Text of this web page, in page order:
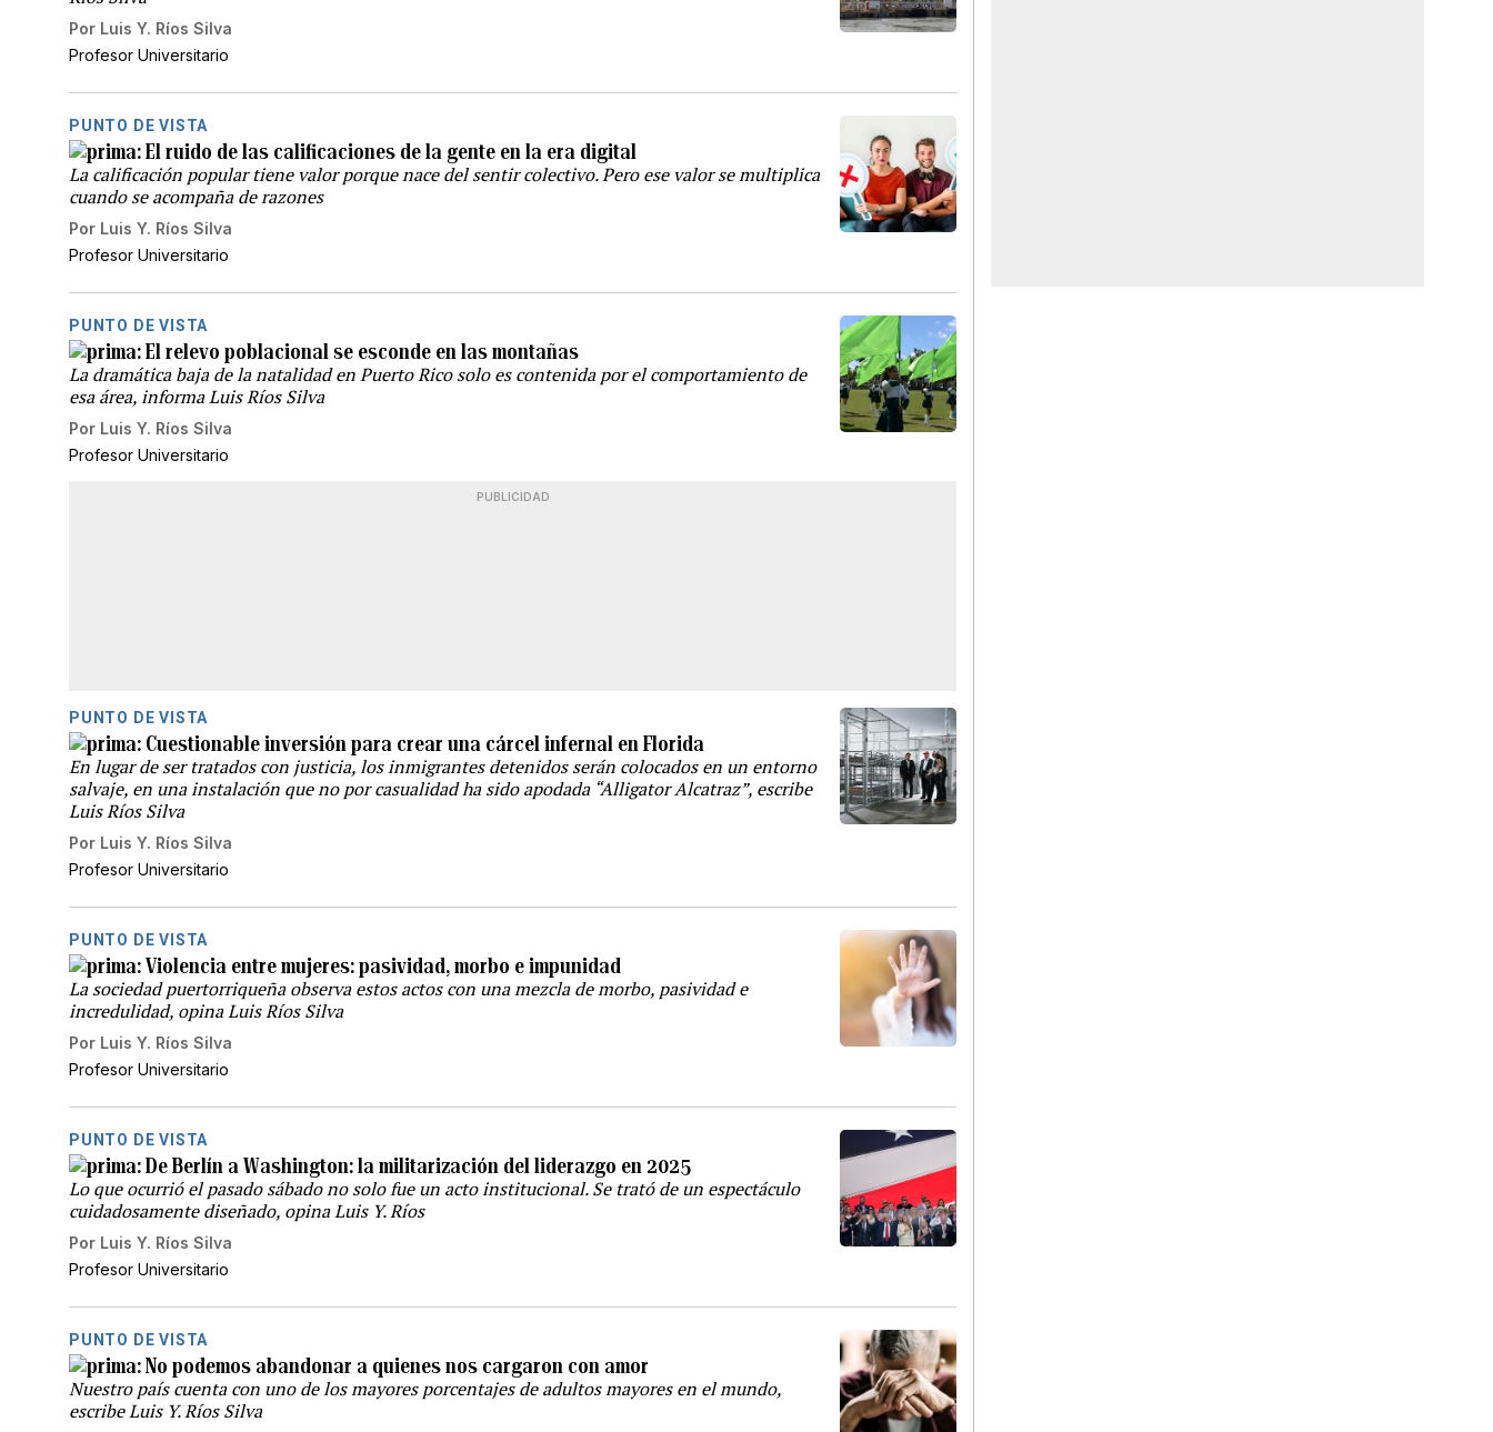
Por Luis Y. Ríos Silva
Profesor Universitario
PUNTO DE VISTA
El ruido de las calificaciones de la gente en la era digital
La calificación popular tiene valor porque nace del sentir colectivo. Pero ese valor se multiplica
cuando se acompaña de razones
Por Luis Y. Ríos Silva
Profesor Universitario
PUNTO DE VISTA
El relevo poblacional se esconde en las montañas
La dramática baja de la natalidad en Puerto Rico solo es contenida por el comportamiento de
esa área, informa Luis Ríos Silva
Por Luis Y. Ríos Silva
Profesor Universitario
PUBLICIDAD
PUNTO DE VISTA
Cuestionable inversión para crear una cárcel infernal en Florida
En lugar de ser tratados con justicia, los inmigrantes detenidos serán colocados en un entorno
salvaje, en una instalación que no por casualidad ha sido apodada “Alligator Alcatraz”, escribe
Luis Ríos Silva
Por Luis Y. Ríos Silva
Profesor Universitario
PUNTO DE VISTA
Violencia entre mujeres: pasividad, morbo e impunidad
La sociedad puertorriqueña observa estos actos con una mezcla de morbo, pasividad e
incredulidad, opina Luis Ríos Silva
Por Luis Y. Ríos Silva
Profesor Universitario
PUNTO DE VISTA
De Berlín a Washington: la militarización del liderazgo en 2025
Lo que ocurrió el pasado sábado no solo fue un acto institucional. Se trató de un espectáculo
cuidadosamente diseñado, opina Luis Y. Ríos
Por Luis Y. Ríos Silva
Profesor Universitario
PUNTO DE VISTA
No podemos abandonar a quienes nos cargaron con amor
Nuestro país cuenta con uno de los mayores porcentajes de adultos mayores en el mundo,
escribe Luis Y. Ríos Silva